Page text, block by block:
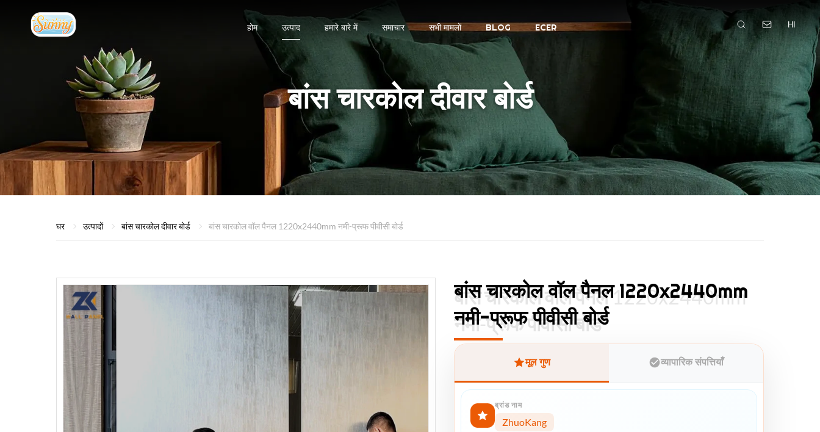
होम उत्पाद हमारे बारे में समाचार सभी मामलों BLOG ECER HI
बांस चारकोल दीवार बोर्ड
घर उत्पादों बांस चारकोल दीवार बोर्ड बांस चारकोल वॉल पैनल 1220x2440mm नमी-प्रूफ पीवीसी बोर्ड
बांस चारकोल वॉल पैनल 1220x2440mm
नमी-प्रूफ पीवीसी बोर्ड
बांस चारकोल वॉल पैनल 1220x2440mm
नमी-प्रूफ पीवीसी बोर्ड
मूल गुण व्यापारिक संपत्तियाँ
ब्रांड नाम
ZhuoKang